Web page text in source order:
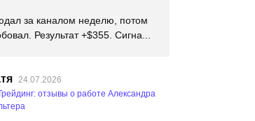
за каналом неделю, потом
Результат +$355. Сигна...
24.07.2026
отзывы о работе Александра